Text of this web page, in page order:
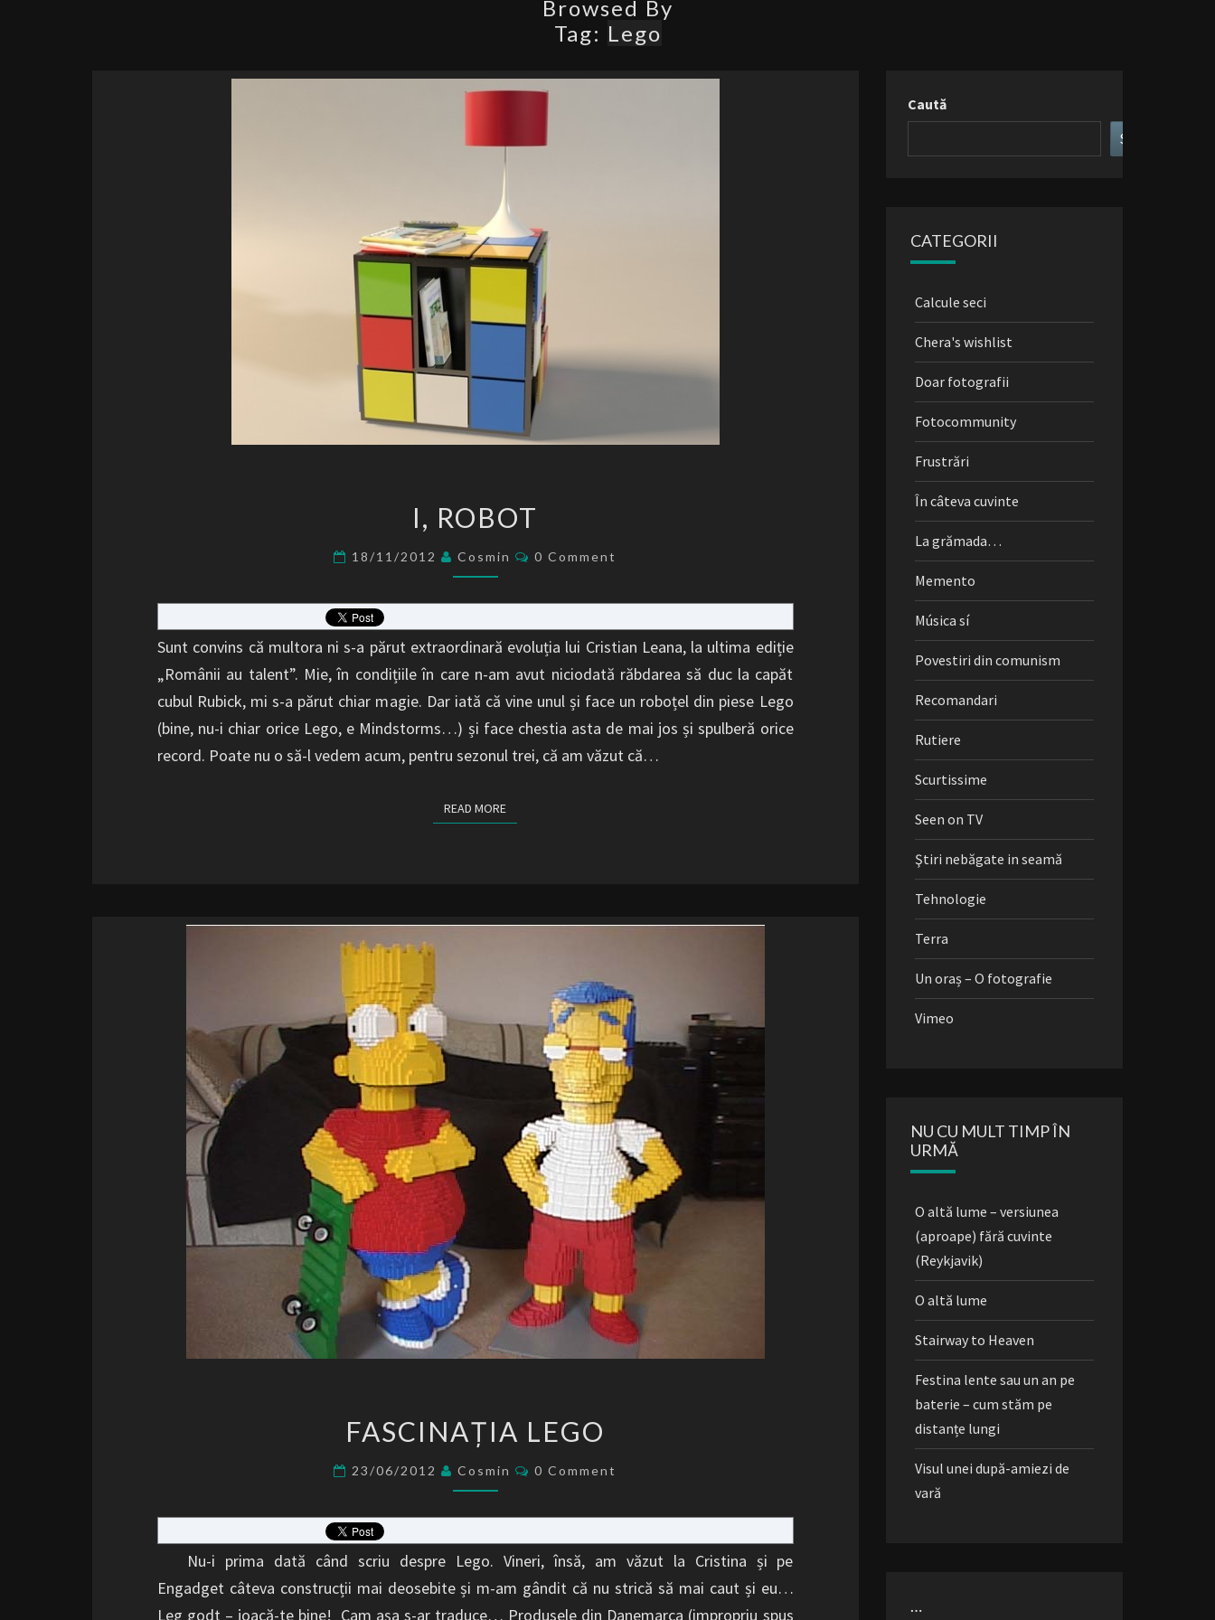
Browsed By
Tag: Lego
ROBOT
I, ROBOT
18/11/2012 Cosmin Comments
0 Comment
Sunt convins că multora ni s-a părut extraordinară evoluția lui Cristian Leana, la ultima ediție
„Românii au talent”. Mie, în condițiile în care n-am avut niciodată răbdarea să duc la capăt
cubul Rubick, mi s-a părut chiar magie. Dar iată că vine unul și face un roboțel din piese Lego
(bine, nu-i chiar orice Lego, e Mindstorms…) și face chestia asta de mai jos și spulberă orice
record. Poate nu o să-l vedem acum, pentru sezonul trei, că am văzut că…
READ MORE
LEGO
FASCINAȚIA LEGO
23/06/2012 Cosmin Comments
0 Comment
Nu-i prima dată când scriu despre Lego. Vineri, însă, am văzut la Cristina și pe
Engadget câteva construcții mai deosebite și m-am gândit că nu strică să mai caut și eu…
Leg godt – joacă-te bine! Cam așa s-ar traduce… Produsele din Danemarca (impropriu spus
Caută
Search
CATEGORII
Calcule seci
Chera's wishlist
Doar fotografii
Fotocommunity
Frustrări
În câteva cuvinte
La grămada…
Memento
Música sí
Povestiri din comunism
Recomandari
Rutiere
Scurtissime
Seen on TV
Ştiri nebăgate in seamă
Tehnologie
Terra
Un oraș – O fotografie
Vimeo
NU CU MULT TIMP ÎN
URMĂ
O altă lume – versiunea
(aproape) fără cuvinte
(Reykjavik)
O altă lume
Stairway to Heaven
Festina lente sau un an pe
baterie – cum stăm pe
distanțe lungi
Visul unei după-amiezi de
vară
…